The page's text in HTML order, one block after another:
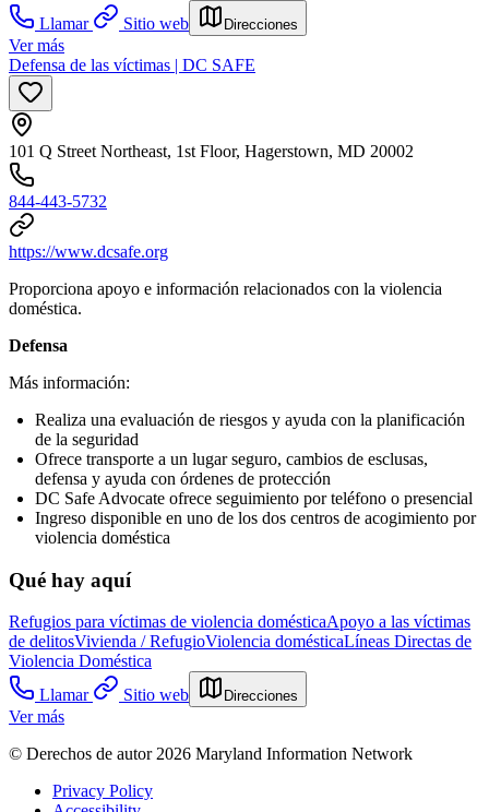
Llamar
Sitio web Direcciones
Ver más
Defensa de las víctimas | DC SAFE
101 Q Street Northeast, 1st Floor, Hagerstown, MD 20002
844-443-5732
https://www.dcsafe.org
Proporciona apoyo e información relacionados con la violencia
doméstica.
Defensa
Más información:
Realiza una evaluación de riesgos y ayuda con la planificación
de la seguridad
Ofrece transporte a un lugar seguro, cambios de esclusas,
defensa y ayuda con órdenes de protección
DC Safe Advocate ofrece seguimiento por teléfono o presencial
Ingreso disponible en uno de los dos centros de acogimiento por
violencia doméstica
Qué hay aquí
Refugios para víctimas de violencia domésticaApoyo a las víctimas
de delitosVivienda / RefugioViolencia domésticaLíneas Directas de
Violencia Doméstica
Llamar
Sitio web Direcciones
Ver más
© Derechos de autor 2026 Maryland Information Network
Privacy Policy